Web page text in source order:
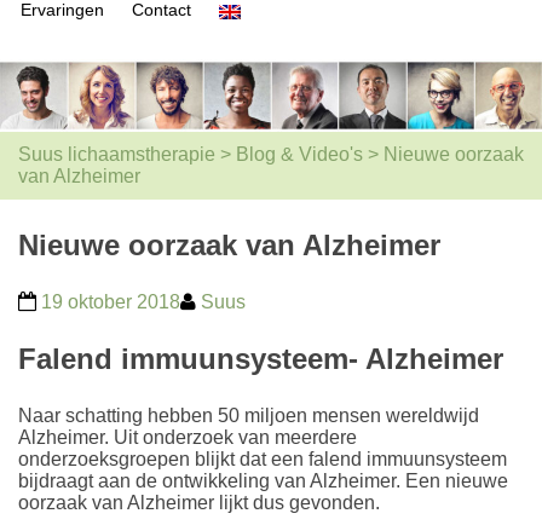
Ervaringen Contact
Suus lichaamstherapie > Blog & Video's > Nieuwe oorzaak
van Alzheimer
Nieuwe oorzaak van Alzheimer
19 oktober 2018 Suus
Falend immuunsysteem- Alzheimer
Naar schatting hebben 50 miljoen mensen wereldwijd
Alzheimer. Uit onderzoek van meerdere
onderzoeksgroepen blijkt dat een falend immuunsysteem
bijdraagt aan de ontwikkeling van Alzheimer. Een nieuwe
oorzaak van Alzheimer lijkt dus gevonden.